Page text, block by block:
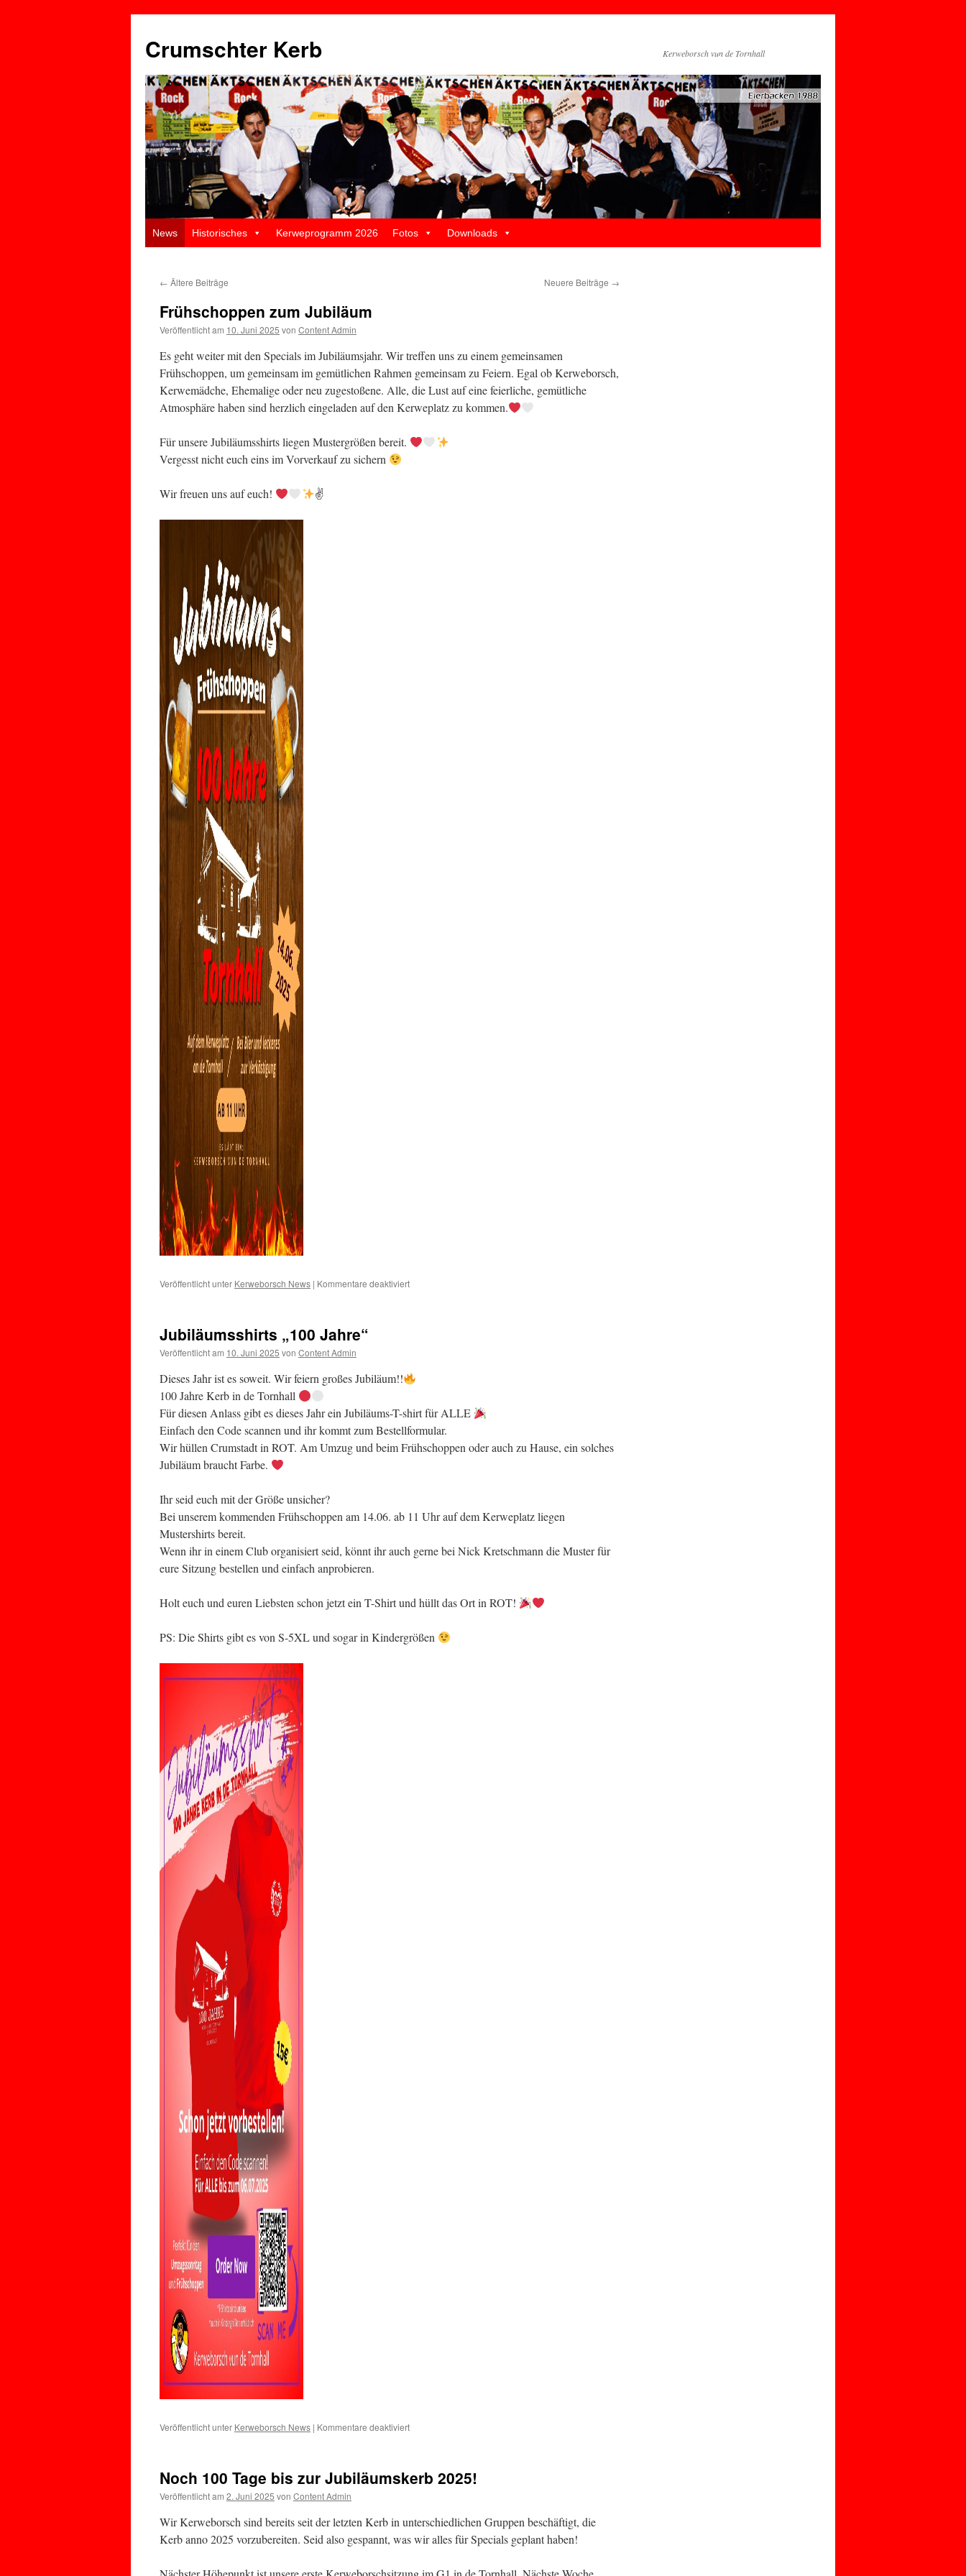
springen
Crumschter Kerb Kerweborsch vun de Tornhall
News Historisches Kerweprogramm 2026 Fotos Downloads
← Ältere Beiträge Neuere Beiträge →
Frühschoppen zum Jubiläum
Veröffentlicht am 10. Juni 2025 von Content Admin
Es geht weiter mit den Specials im Jubiläumsjahr. Wir treffen uns zu einem gemeinsamen
Frühschoppen, um gemeinsam im gemütlichen Rahmen gemeinsam zu Feiern. Egal ob Kerweborsch,
Kerwemädche, Ehemalige oder neu zugestoßene. Alle, die Lust auf eine feierliche, gemütliche
Atmosphäre haben sind herzlich eingeladen auf den Kerweplatz zu kommen.
Für unsere Jubiläumsshirts liegen Mustergrößen bereit.
Vergesst nicht euch eins im Vorverkauf zu sichern
Wir freuen uns auf euch! ✌
Veröffentlicht unter Kerweborsch News | Kommentare deaktiviertfür
Jubiläumsshirts „100 Jahre“
Veröffentlicht am 10. Juni 2025 von Content Admin
Dieses Jahr ist es soweit. Wir feiern großes Jubiläum!!
100 Jahre Kerb in de Tornhall
Für diesen Anlass gibt es dieses Jahr ein Jubiläums-T-shirt für ALLE
Einfach den Code scannen und ihr kommt zum Bestellformular.
Wir hüllen Crumstadt in ROT. Am Umzug und beim Frühschoppen oder auch zu Hause, ein solches
Jubiläum braucht Farbe.
Ihr seid euch mit der Größe unsicher?
Bei unserem kommenden Frühschoppen am 14.06. ab 11 Uhr auf dem Kerweplatz liegen
Mustershirts bereit.
Wenn ihr in einem Club organisiert seid, könnt ihr auch gerne bei Nick Kretschmann die Muster für
eure Sitzung bestellen und einfach anprobieren.
Holt euch und euren Liebsten schon jetzt ein T-Shirt und hüllt das Ort in ROT!
PS: Die Shirts gibt es von S-5XL und sogar in Kindergrößen
Veröffentlicht unter Kerweborsch News | Kommentare deaktiviertfür
Noch 100 Tage bis zur Jubiläumskerb 2025!
Veröffentlicht am 2. Juni 2025 von Content Admin
Wir Kerweborsch sind bereits seit der letzten Kerb in unterschiedlichen Gruppen beschäftigt, die
Kerb anno 2025 vorzubereiten. Seid also gespannt, was wir alles für Specials geplant haben!